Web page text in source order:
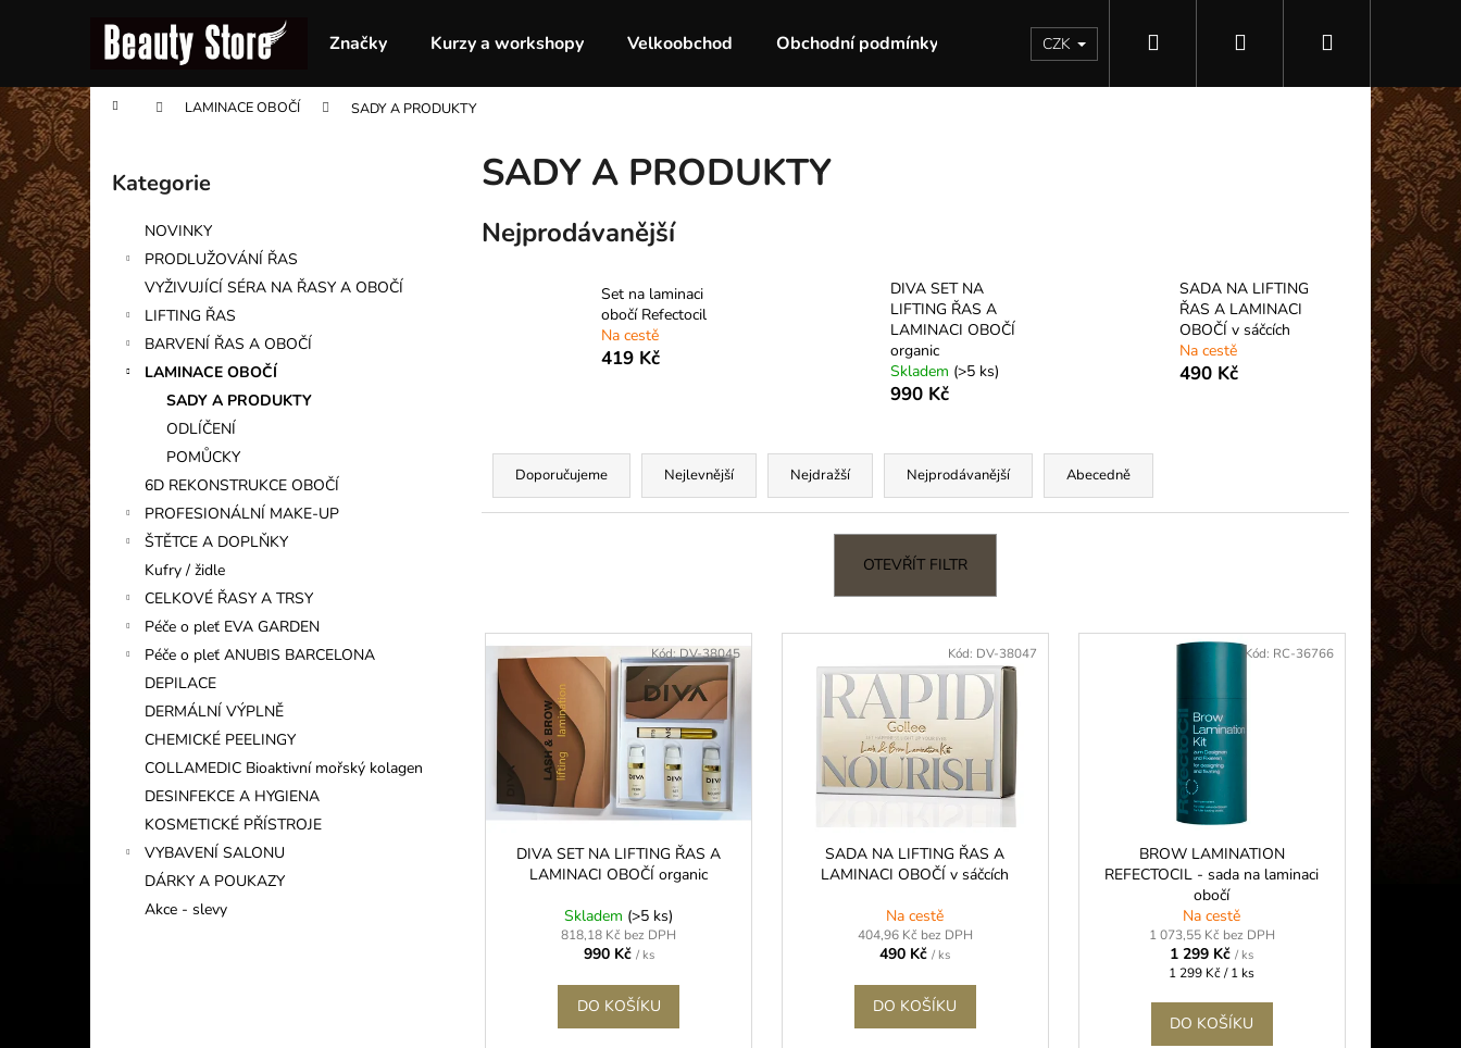
Značky Kurzy a workshopy Velkoobchod Obchodní podmínky KontaktyCZK Přihlášení
košík
Domů LAMINACE OBOČÍ SADY A PRODUKTY
o
s
t
r
n
n
í
n
e
l
Přeskočit
kategorie
Kategorie
NOVINKY
PRODLUŽOVÁNÍ ŘAS
VYŽIVUJÍCÍ SÉRA NA ŘASY A OBOČÍ
LIFTING ŘAS
BARVENÍ ŘAS A OBOČÍ
LAMINACE OBOČÍ
SADY A PRODUKTY
ODLÍČENÍ
POMŮCKY
6D REKONSTRUKCE OBOČÍ
PROFESIONÁLNÍ MAKE-UP
ŠTĚTCE A DOPLŇKY
Kufry / židle
CELKOVÉ ŘASY A TRSY
Péče o pleť EVA GARDEN
Péče o pleť ANUBIS BARCELONA
DEPILACE
DERMÁLNÍ VÝPLNĚ
CHEMICKÉ PEELINGY
COLLAMEDIC Bioaktivní mořský kolagen
DESINFEKCE A HYGIENA
KOSMETICKÉ PŘÍSTROJE
VYBAVENÍ SALONU
DÁRKY A POUKAZY
Akce - slevy
SADY A PRODUKTY
Nejprodávanější
Set na laminaci
obočí Refectocil
Na cestě
419 Kč
DIVA SET NA
LIFTING ŘAS A
LAMINACI OBOČÍ
organic
Skladem (>5 ks)
990 Kč
SADA NA LIFTING
ŘAS A LAMINACI
OBOČÍ v sáčcích
Na cestě
490 Kč
Ř
z
r
ů
Doporučujeme Nejlevnější Nejdražší Nejprodávanější Abecedně
OTEVŘÍT FILTR
V
o
DIVA SET NA LIFTING ŘAS A
LAMINACI OBOČÍ organic
Skladem (>5 ks)
818,18 Kč bez DPH
990 Kč / ks
DO KOŠÍKU
Kód:DV-38045
SADA NA LIFTING ŘAS A
LAMINACI OBOČÍ v sáčcích
Na cestě
404,96 Kč bez DPH
490 Kč/ ks
DO KOŠÍKU
Kód: DV-38047
BROW LAMINATION
REFECTOCIL - sada na laminaci
obočí
Na cestě
1 073,55 Kč bez DPH
1 299 Kč/ ks
Měrná
1 299 Kč / 1 ks
DO KOŠÍKU
Kód: RC-36766
í
k
do
obchodu
do
obchodu
Doporučujeme
INFORMAČNÍ KARTIČKA
1 Kč
3M MICROPORE HYPOALERGENNÍ
PAPÍROVÁ PÁSKA
LEPIDLO ULTRA PLUS (5G)
350 Kč